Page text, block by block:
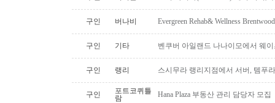
구인 버나비 Evergreen Rehab& Wellness
구인 기타 벤쿠버 아일랜드 나나이모에서 웨
구인 랭리 스시무라 랭리지점에서 서버, 템푸
구인
포트코퀴틀
람
Hana Plaza 부동산 관리 담당자 모집